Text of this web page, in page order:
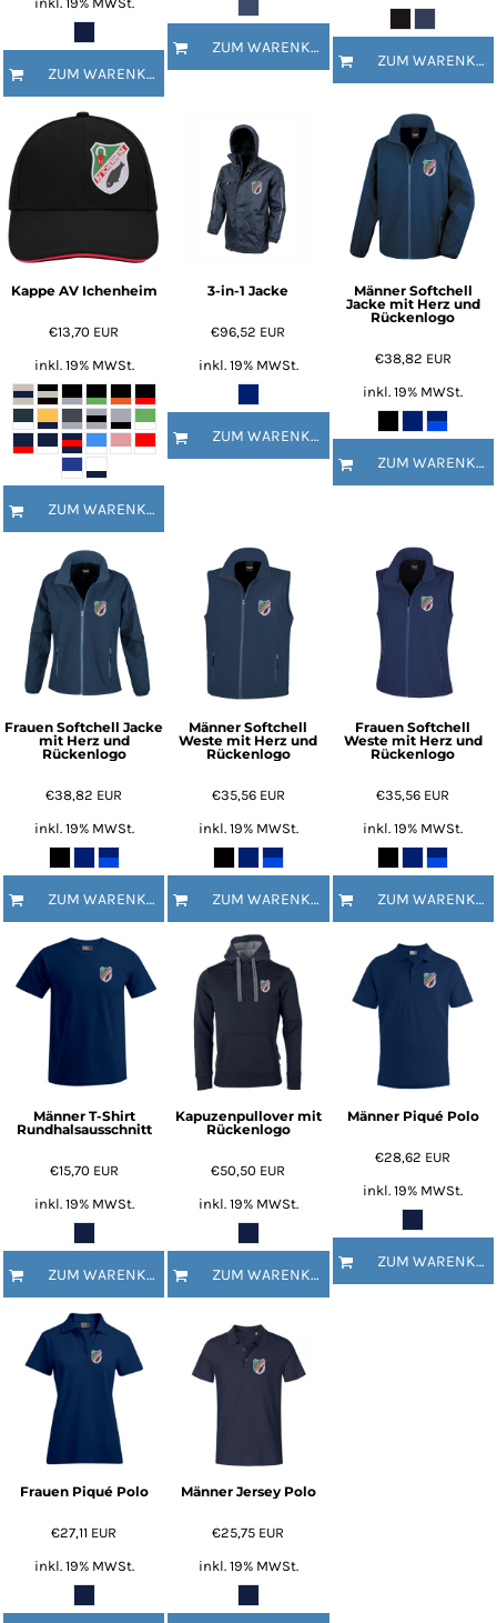
ZUM WARENKORB HINZUFÜGEN
ZUM WARENKORB HINZUFÜGEN
ZUM WARENKORB HINZUFÜGEN
Kappe AV Ichenheim
€13,70 EUR
inkl. 19% MWSt.
ZUM WARENKORB HINZUFÜGEN
3-in-1 Jacke
€96,52 EUR
inkl. 19% MWSt.
ZUM WARENKORB HINZUFÜGEN
Männer Softchell
Jacke mit Herz und
Rückenlogo
€38,82 EUR
inkl. 19% MWSt.
ZUM WARENKORB HINZUFÜGEN
Frauen Softchell Jacke
mit Herz und
Rückenlogo
€38,82 EUR
inkl. 19% MWSt.
ZUM WARENKORB HINZUFÜGEN
Männer Softchell
Weste mit Herz und
Rückenlogo
€35,56 EUR
inkl. 19% MWSt.
ZUM WARENKORB HINZUFÜGEN
Frauen Softchell
Weste mit Herz und
Rückenlogo
€35,56 EUR
inkl. 19% MWSt.
ZUM WARENKORB HINZUFÜGEN
Männer T-Shirt
Rundhalsausschnitt
€15,70 EUR
inkl. 19% MWSt.
ZUM WARENKORB HINZUFÜGEN
Kapuzenpullover mit
Rückenlogo
€50,50 EUR
inkl. 19% MWSt.
ZUM WARENKORB HINZUFÜGEN
Männer Piqué Polo
€28,62 EUR
inkl. 19% MWSt.
ZUM WARENKORB HINZUFÜGEN
Frauen Piqué Polo
€27,11 EUR
inkl. 19% MWSt.
Männer Jersey Polo
€25,75 EUR
inkl. 19% MWSt.